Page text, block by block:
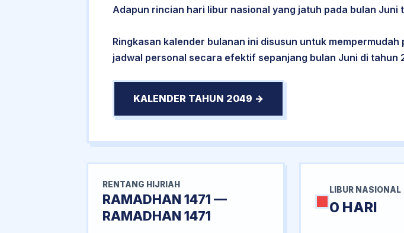
Adapun rincian hari libur nasional yang jatuh pada bulan
Ringkasan kalender bulanan ini disusun untuk
jadwal personal secara efektif sepanjang bulan Juni di tahun
KALENDER TAHUN 2049 →
RENTANG HIJRIAH
RAMADHAN 1471 —
RAMADHAN 1471
LIBUR NASIONAL
0 HARI